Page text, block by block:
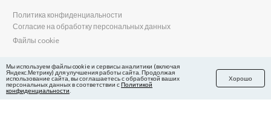
Политика конфиденциальности
Согласие на обработку персональных данных
Файлы cookie
Главный редактор Сиб.фм
Бобровников Виктор Евгеньевич
Учредитель ООО «Сиб.фм»
E-mail редакции: fm@sib.fm
Мы используем файлы cookie и сервисы аналитики (включая
Яндекс.Метрику) для улучшения работы сайта. Продолжая
использование сайта, вы соглашаетесь с обработкой ваших
персональных данных в соответствии сПолитикой
конфиденциальности
Хорошо